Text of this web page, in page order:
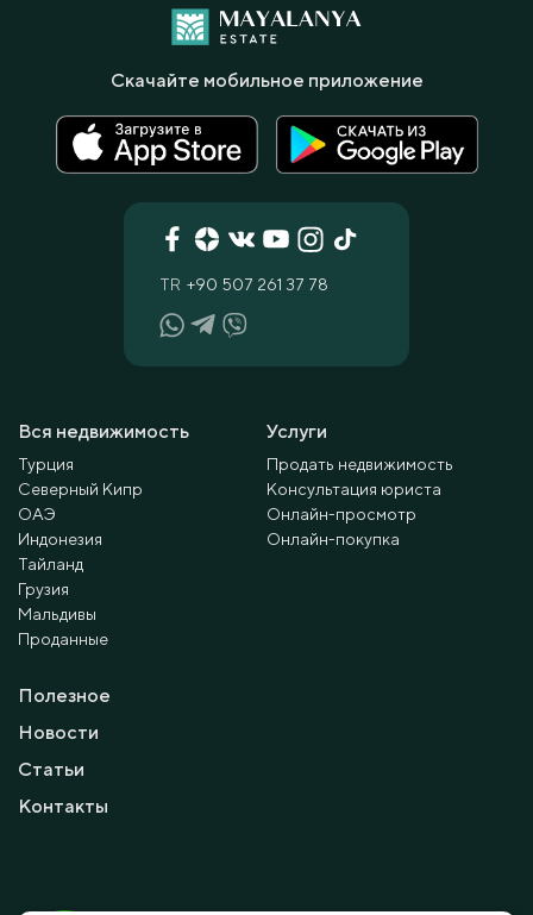
Вся недвижимость
Турция
Северный Кипр
ОАЭ
Индонезия
Тайланд
Грузия
Мальдивы
Проданные
Услуги
Продать недвижимость
Консультация юриста
Онлайн-просмотр
Онлайн-покупка
Полезное
Новости
Статьи
Контакты
TR +90 507 261 37 78
Скачайте мобильное приложение